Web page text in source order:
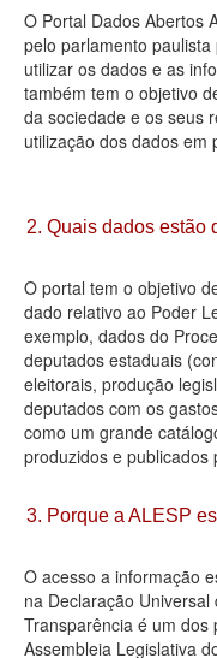
Planejamento
Catálogo de dados
Processo Legislativo
Deputados Estaduais
Agenda
Perguntas frequentes
Contato
O Portal Dados Abertos
pelo parlamento
utilizar os dados e as
também tem o objetivo
da sociedade e os seus
utilização dos dados em
2. Quais dados estão
O portal tem o objetivo
dado relativo ao Poder
exemplo, dados do
deputados estaduais
eleitorais, produção
deputados com os
como um grande
produzidos e publicados
3. Porque a ALESP
O acesso a informação
na Declaração
Transparência é um
Assembleia Legislativa